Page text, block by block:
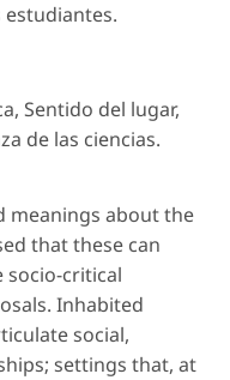
, Sentido del lugar,
de las ciencias.
meanings about the
that these can
socio-critical
Inhabited
social,
settings that, at